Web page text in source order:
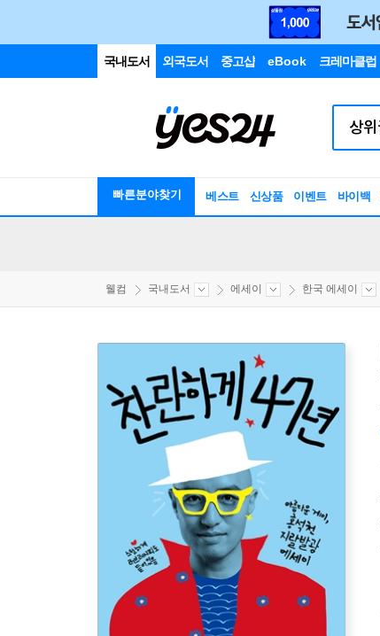
국내도서 외국도서 중고샵 eBook 크레마클럽
빠른분야찾기 베스트 신상품 이벤트 바이백
웰컴 국내도서 에세이 한국 에세이